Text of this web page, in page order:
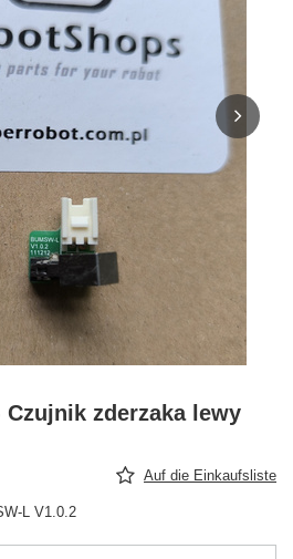
Czujnik zderzaka lewy
Auf die Einkaufsliste
L V1.0.2